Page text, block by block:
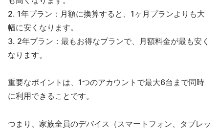
2. 1年プラン：月額に換算すると、1ヶ月プランよりも大
幅に安くなります。
3. 2年プラン：最もお得なプランで、月額料金が最も安く
なります。
重要なポイントは、1つのアカウントで最大6台まで同時
に利用できることです。
つまり、家族全員のデバイス（スマートフォン、タブレッ